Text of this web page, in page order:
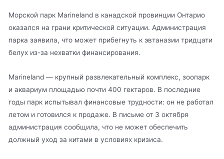
Морской парк Marineland в канадской провинции Онтарио
оказался на грани критической ситуации. Администрация
парка заявила, что может прибегнуть к эвтаназии тридцати
белух из-за нехватки финансирования.
Marineland — крупный развлекательный комплекс, зоопарк
и аквариум площадью почти 400 гектаров. В последние
годы парк испытывал финансовые трудности: он не работал
летом и готовился к продаже. В письме от 3 октября
администрация сообщила, что не может обеспечить
должный уход за китами в условиях кризиса.